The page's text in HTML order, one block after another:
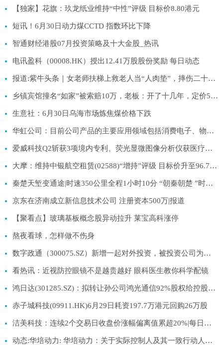
【独家】花旗：玖龙纸业维持“中性”评级 目标价8.80港元
短讯！6月30日动力煤CCTD 指数环比下降
智通财经港股07月投资策略及十大金股_热讯
电讯盈科（00008.HK）授出12.41万股股份奖励 每日动态
报道:紫牛头条｜女老师扶梯上救老人当“人肉垫”，摔伤二十多处婉拒医药费，警方启动见义勇为申报程序
乡镇宾馆撞名“如家”被索赔10万，老板：开了十几年，定价50元一晚
生意社：6月30日乌海市场炼焦煤价格下跌
华虹公司：目前公司产品的主要应用领域包括消费电子、物联网、工业智造、新能源汽车、新一代移动通讯等 每日视讯
爱威科技Q2斩获3项境内专利、荧光显微图像分析仪获医疗器械注册证_今日热议
大摩：维持中银航空租赁(02588)“增持”评级 目标价升至96.7港元
秦楚天堑变通途|时速350公里全程1小时10分 “朝秦朝楚 ”时代到来
京东在济南成立新信息技术公司 注册资本500万|报道
【聚看点】玻璃基板概念股异动拉升 莱宝高科涨停
熬夜看球，怎样做不伤身
数字政通（300075.SZ）新增一起对外投资，被投资公司为北京政通智算科技有限公司_焦点报道
看热讯：近视防控眼镜不是越贵越好 眼科医生教你科学配镜
鸿日达(301285.SZ)：拟转让孙公司鸿光通信92%股权给控股股东
赤子城科技(09911.HK)6月29日耗资197.7万港元回购26万股
洁美科技：连续2个交易日收盘价涨幅偏离值累超20%|每日热闻
动态:华培动力: 华培动力：关于实际控制人及其一致行动人部分股份补充质押的公告